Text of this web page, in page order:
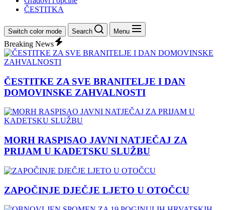
ČESTITKA
Switch color mode Search Menu
Breaking News
ČESTITKE ZA SVE BRANITELJE I DAN
DOMOVINSKE ZAHVALNOSTI
MORH RASPISAO JAVNI NATJEČAJ ZA
PRIJAM U KADETSKU SLUŽBU
ZAPOČINJE DJEČJE LJETO U OTOČCU